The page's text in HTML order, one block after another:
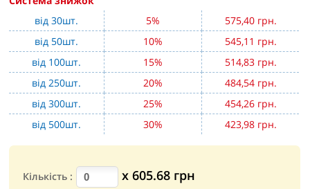
від 30шт.
5%
575,40 грн.
від 50шт.
10%
545,11 грн.
від 100шт.
15%
514,83 грн.
від 250шт.
20%
484,54 грн.
від 300шт.
25%
454,26 грн.
від 500шт.
30% 423,98 грн.
Кількість : х605.68 грн